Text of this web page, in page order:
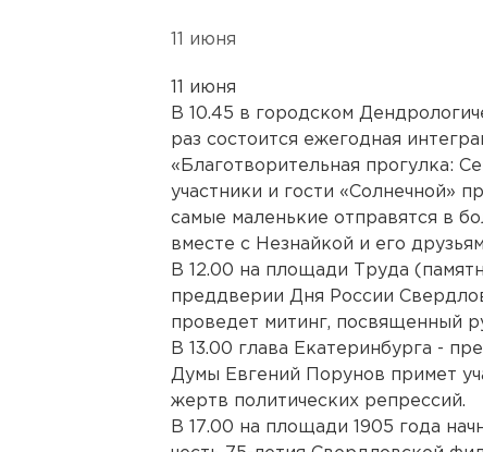
11 июня
11 июня
В 10.45 в городском
раз состоится ежегодная
«Благотворительная прогулка:
участники и гости «Солнечной»
самые маленькие отправятся в
вместе с Незнайкой и его
В 12.00 на площади Труда
преддверии Дня России
проведет митинг, посвященный
В 13.00 глава Екатеринбурга -
Думы Евгений Порунов примет
жертв политических репрессий.
В 17.00 на площади 1905 года